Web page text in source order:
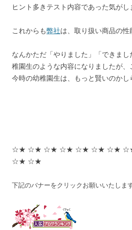
ヒント多きテスト内容であった気がし
これからも弊社は、取り扱い商品の性
なんかただ「やりました」「できま
稚園生のような内容になりましたが、
今時の幼稚園生は、もっと賢いのか
☆★ ☆★ ☆★ ☆★ ☆★ ☆★ ☆★
☆★ ☆★
下記のバナーをクリックお願いいたしま